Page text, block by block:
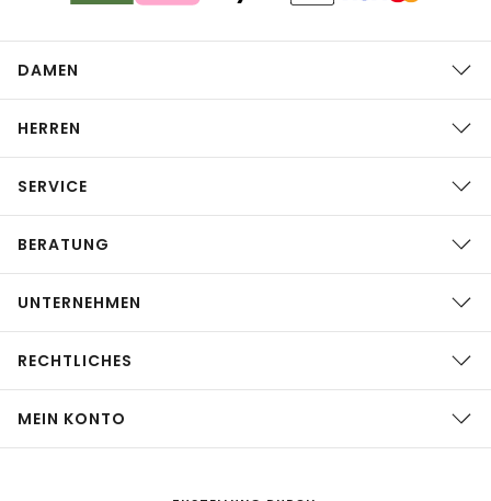
DAMEN
HERREN
SERVICE
BERATUNG
UNTERNEHMEN
RECHTLICHES
MEIN KONTO